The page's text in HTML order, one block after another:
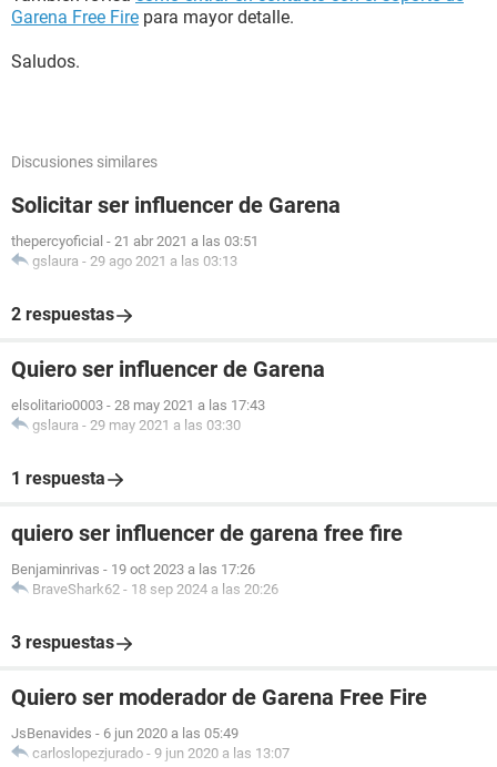
Garena Free Fire para mayor detalle.
Saludos.
Discusiones similares
Solicitar ser influencer de Garena
thepercyoficial - 21 abr 2021 a las 03:51
gslaura - 29 ago 2021 a las 03:13
2 respuestas
Quiero ser influencer de Garena
elsolitario0003 - 28 may 2021 a las 17:43
gslaura - 29 may 2021 a las 03:30
1 respuesta
quiero ser influencer de garena free fire
Benjaminrivas - 19 oct 2023 a las 17:26
BraveShark62 - 18 sep 2024 a las 20:26
3 respuestas
Quiero ser moderador de Garena Free Fire
JsBenavides - 6 jun 2020 a las 05:49
carloslopezjurado - 9 jun 2020 a las 13:07